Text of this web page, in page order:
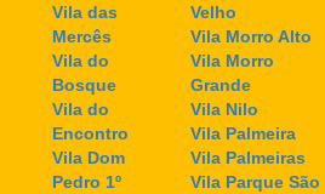
Vila das
Mercês
Vila do
Bosque
Vila do
Encontro
Vila Dom
Pedro 1º
Velho
Vila Morro Alto
Vila Morro
Grande
Vila Nilo
Vila Palmeira
Vila Palmeiras
Vila Parque São